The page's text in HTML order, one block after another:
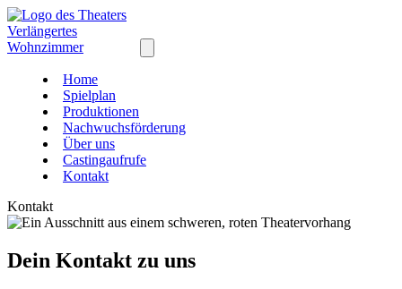
Home
Spielplan
Produktionen
Nachwuchsförderung
Über uns
Castingaufrufe
Kontakt
Kontakt
Dein Kontakt zu uns